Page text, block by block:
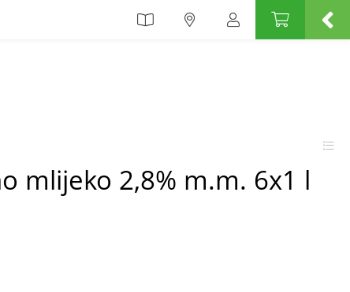
mlijeko 2,8% m.m. 6x1 l